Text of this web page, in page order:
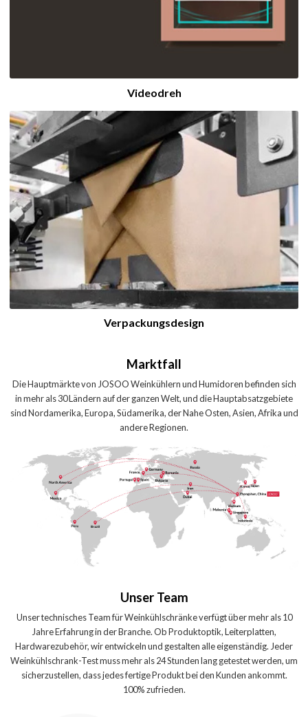
Videodreh
Verpackungsdesign
Marktfall
Die Hauptmärkte von JOSOO Weinkühlern und Humidoren befinden sich
in mehr als 30 Ländern auf der ganzen Welt, und die Hauptabsatzgebiete
sind Nordamerika, Europa, Südamerika, der Nahe Osten, Asien, Afrika und
andere Regionen.
Unser Team
Unser technisches Team für Weinkühlschränke verfügt über mehr als 10
Jahre Erfahrung in der Branche. Ob Produktoptik, Leiterplatten,
Hardwarezubehör, wir entwickeln und gestalten alle eigenständig. Jeder
Weinkühlschrank-Test muss mehr als 24 Stunden lang getestet werden, um
sicherzustellen, dass jedes fertige Produkt bei den Kunden ankommt.
100% zufrieden.